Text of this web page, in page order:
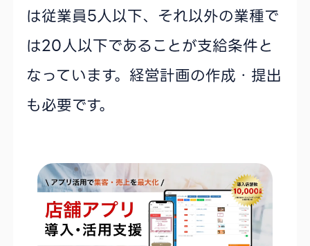
は従業員5人以下、それ以外の業種で
は20人以下であることが支給条件と
なっています。経営計画の作成・提出
も必要です。